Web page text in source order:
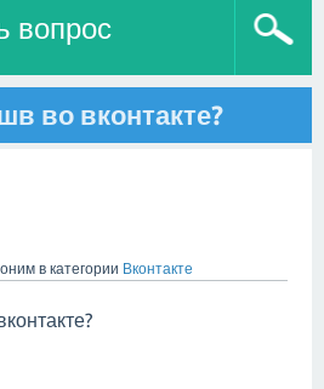
вопрос
во вконтакте?
в категории Вконтакте